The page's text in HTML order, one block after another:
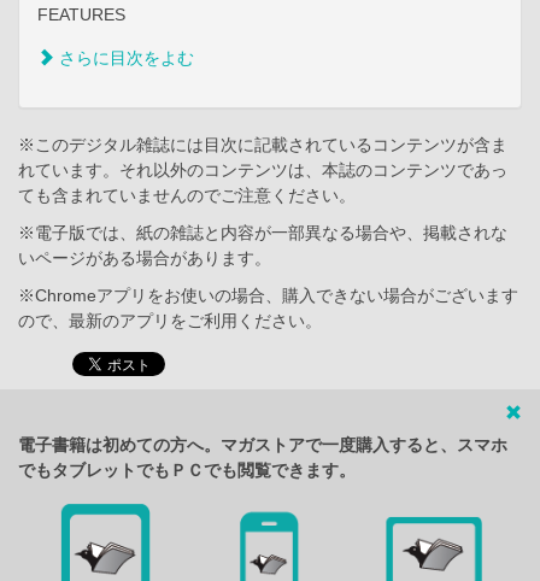
FEATURES
さらに目次をよむ
※このデジタル雑誌には目次に記載されているコンテンツが含ま
れています。それ以外のコンテンツは、本誌のコンテンツであっ
ても含まれていませんのでご注意ください。
※電子版では、紙の雑誌と内容が一部異なる場合や、掲載されな
いページがある場合があります。
※Chromeアプリをお使いの場合、購入できない場合がございます
ので、最新のアプリをご利用ください。
電子書籍は初めての方へ。マガストアで一度購入すると、スマホ
でもタブレットでもＰＣでも閲覧できます。